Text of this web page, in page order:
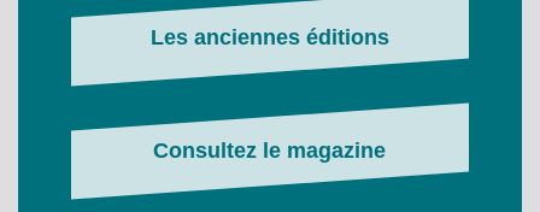
Les anciennes éditions
Consultez le magazine